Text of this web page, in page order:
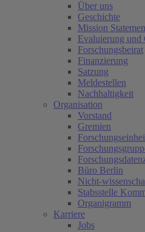
Über uns
Geschichte
Mission
Evaluierung und
Forschungsbeirat
Finanzierung
Satzung
Meldestellen
Nachhaltigkeit
Organisation
Vorstand
Gremien
Büro Berlin
Nicht-
Stabsstelle
Organigramm
Karriere
Jobs